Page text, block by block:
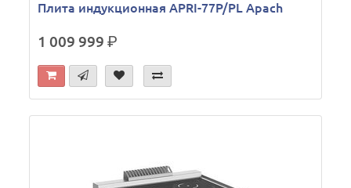
Плита индукционная APRI-77P/PL Apach
1 009 999р.